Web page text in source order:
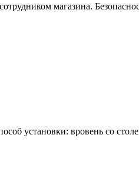
магазина.
установки: вровень со